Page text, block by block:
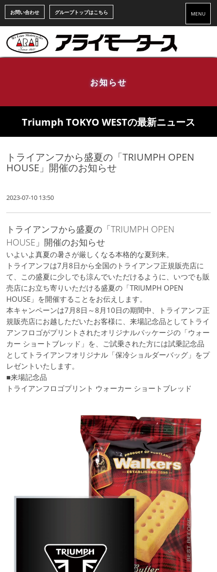
お問い合わせ グループトップはこちら MENU
お知らせ
Triumph TOKYO WESTの最新ニュース
トライアンフから盛夏の「TRIUMPH OPEN
HOUSE」開催のお知らせ
2023-07-10 13:50
トライアンフから盛夏の「TRIUMPH OPEN
HOUSE」開催のお知らせ
いよいよ真夏の暑さが厳しくなる本格的な夏到来。
トライアンフは7月8日から全国のトライアンフ正規販売店に
て、この盛夏に少しでも涼んでいただけるように、いつでも販
売店にお立ち寄りいただける盛夏の「TRIUMPH OPEN
HOUSE」を開催することをお伝えします。
本キャンペーンは7月8日～8月10日の期間中、トライアンフ正
規販売店にお越しただいたお客様に、来場記念品としてトライ
アンフロゴがプリントされたオリジナルパッケージの「ウォー
カー ショートブレッド」を、ご試乗された方には試乗記念品
としてトライアンフオリジナル「保冷ショルダーバッグ」をプ
レゼントいたします。
■来場記念品
トライアンフロゴプリント ウォーカー ショートブレッド